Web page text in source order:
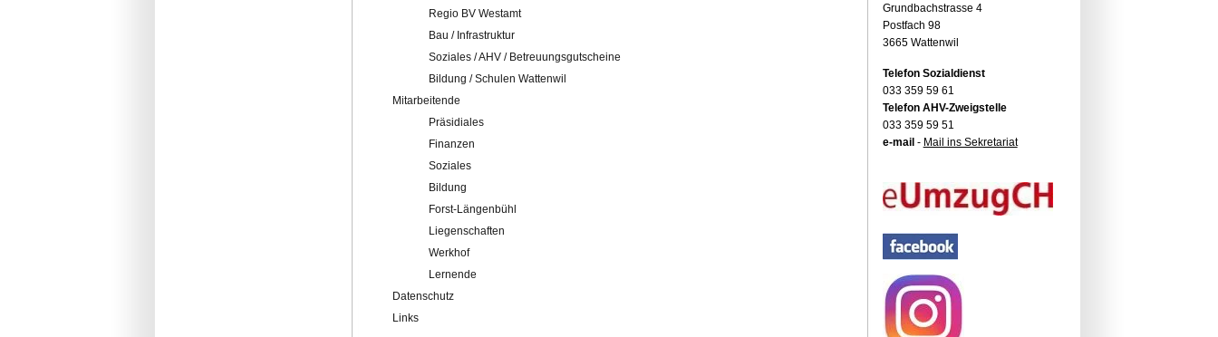
Regio BV Westamt
Bau / Infrastruktur
Soziales / AHV / Betreuungsgutscheine
Bildung / Schulen Wattenwil
Mitarbeitende
Präsidiales
Finanzen
Soziales
Bildung
Forst-Längenbühl
Liegenschaften
Werkhof
Lernende
Datenschutz
Links
Grundbachstrasse 4
Postfach 98
3665 Wattenwil
Telefon Sozialdienst
033 359 59 61
Telefon AHV-Zweigstelle
033 359 59 51
e-mail - Mail ins Sekretariat